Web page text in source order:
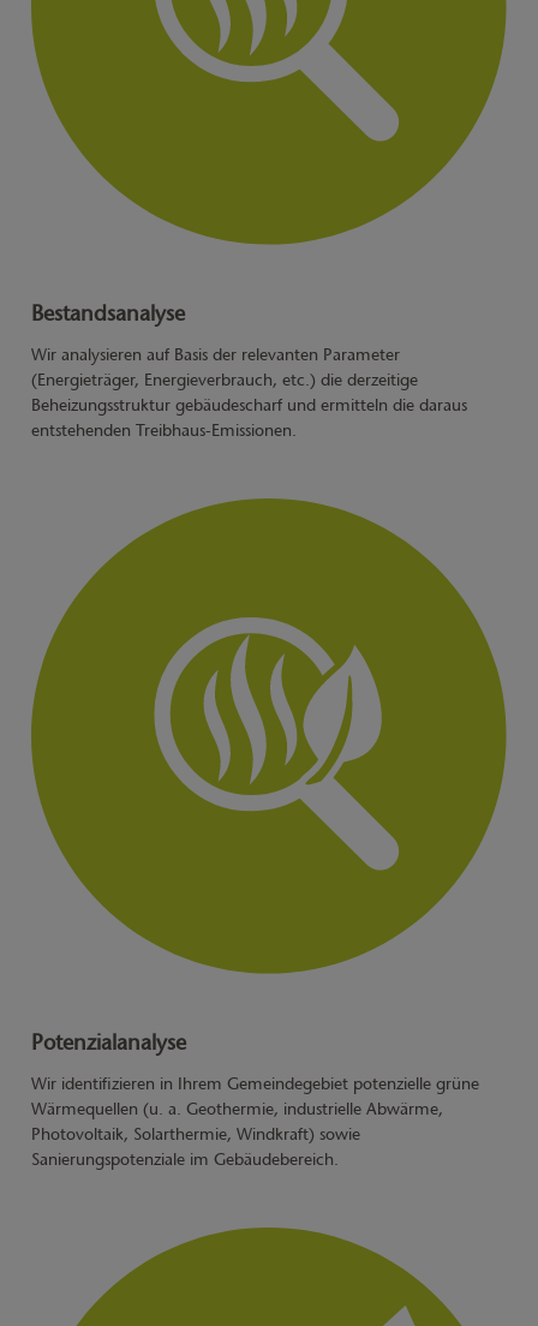
Bestandsanalyse
Wir analysieren auf Basis der relevanten Parameter
(Energieträger, Energieverbrauch, etc.) die derzeitige
Beheizungsstruktur gebäudescharf und ermitteln die daraus
entstehenden Treibhaus-Emissionen.
Potenzialanalyse
Wir identifizieren in Ihrem Gemeindegebiet potenzielle grüne
Wärmequellen (u. a. Geothermie, industrielle Abwärme,
Photovoltaik, Solarthermie, Windkraft) sowie
Sanierungspotenziale im Gebäudebereich.